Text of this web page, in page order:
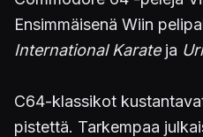
Ensimmäisenä Wiin
International Karateja
C64-klassikot
pistettä. Tarkempaa